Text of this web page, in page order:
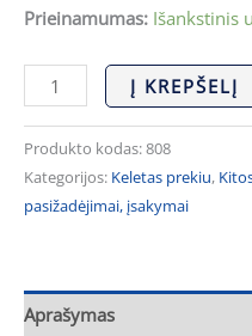
Prieinamumas: Išankstinis
Į KREPŠELĮ
Produkto kodas:808
Kategorijos: Keletas prekiu,
pasižadėjimai, įsakymai
Aprašymas